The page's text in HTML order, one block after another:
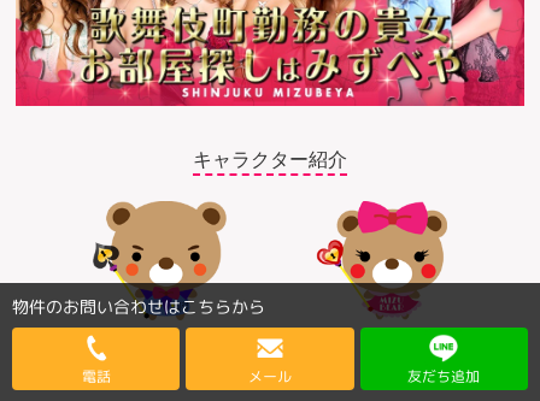
物件のお問い合わせはこちらから
電話 メール 友だち追加
キャラクター紹介
©2018 みずべや